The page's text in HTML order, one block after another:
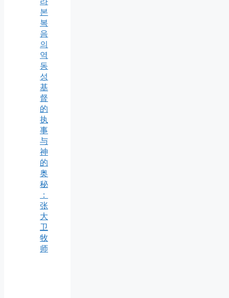
본
복
음
의
역
동
성
基
督
的
执
事
与
神
的
奥
秘
：
张
大
卫
牧
师